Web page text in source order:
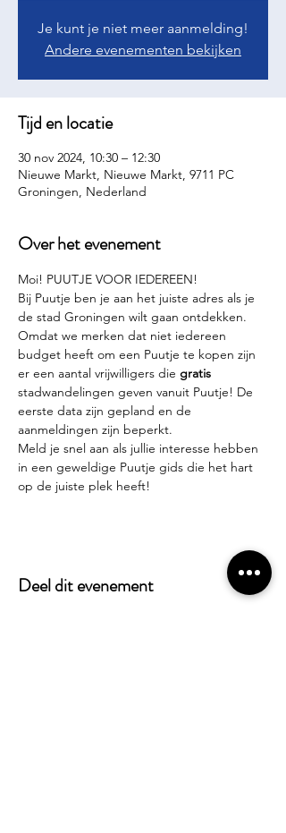
Je kunt je niet meer aanmelding!
Andere evenementen bekijken
Tijd en locatie
30 nov 2024, 10:30 – 12:30
Nieuwe Markt, Nieuwe Markt, 9711 PC
Groningen, Nederland
Over het evenement
Moi! PUUTJE VOOR IEDEREEN!
Bij Puutje ben je aan het juiste adres als je
de stad Groningen wilt gaan ontdekken.
Omdat we merken dat niet iedereen
budget heeft om een Puutje te kopen zijn
er een aantal vrijwilligers die gratis
stadwandelingen geven vanuit Puutje! De
eerste data zijn gepland en de
aanmeldingen zijn beperkt.
Meld je snel aan als jullie interesse hebben
in een geweldige Puutje gids die het hart
op de juiste plek heeft!
Deel dit evenement